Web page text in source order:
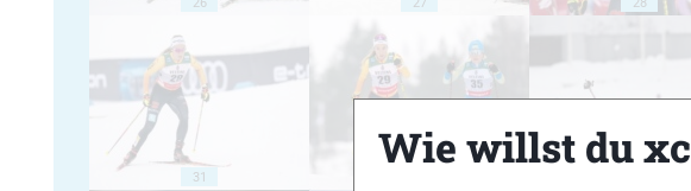
31
Wie willst du